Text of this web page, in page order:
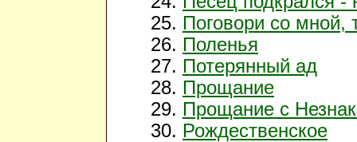
Поговори со мной,
Поленья
Потерянный ад
Прощание
Прощание с
Рождественское